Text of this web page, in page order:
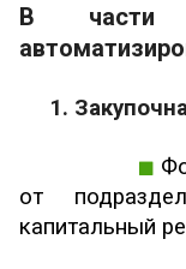
В части
1.
от
капитальный